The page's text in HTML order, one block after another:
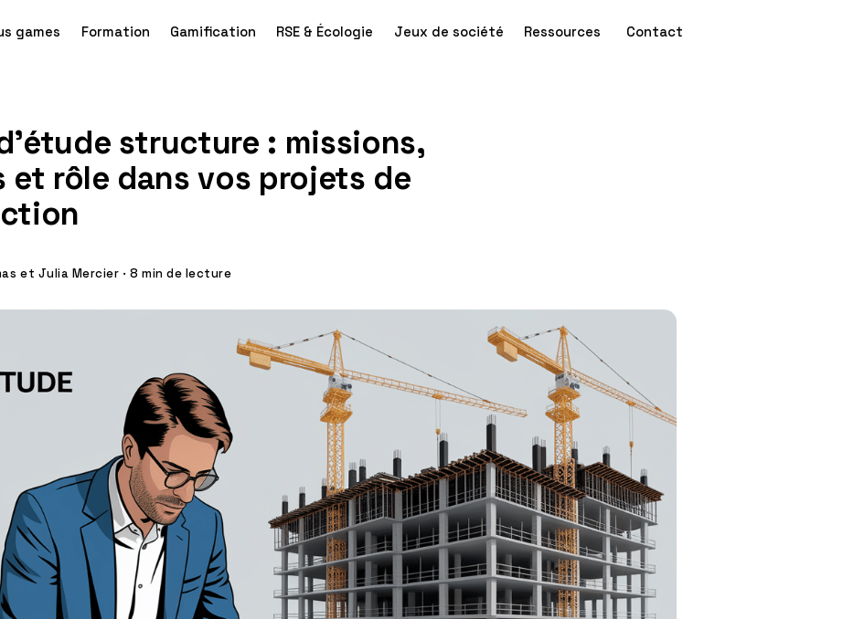
games Formation Gamification RSE & Écologie Jeux de société Ressources Contact
structure : missions,
et rôle dans vos projets de
et Julia Mercier · 8 min de lecture